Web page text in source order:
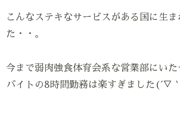
こんなステキなサービスがある国に生ま
た・・。
今まで弱肉強食体育会系な営業部にいた
バイトの8時間勤務は楽すぎました(´▽